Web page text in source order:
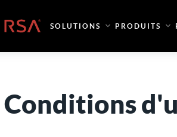
Accueil SOLUTIONS PRODUITS
Conditions